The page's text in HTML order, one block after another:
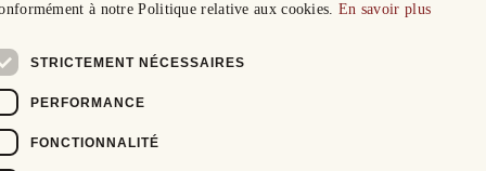
à notre Politique relative aux cookies. En savoir plus
STRICTEMENT NÉCESSAIRES
PERFORMANCE
FONCTIONNALITÉ